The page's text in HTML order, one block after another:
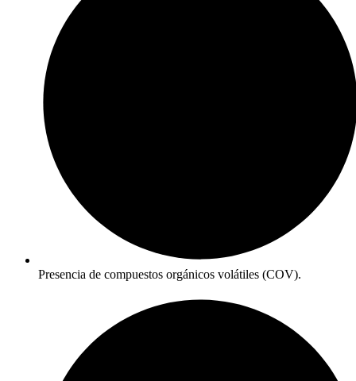
Presencia de compuestos orgánicos volátiles (COV).